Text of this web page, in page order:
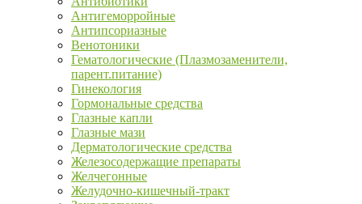
Антигеморройные
Антипсориазные
Венотоники
Гематологические (Плазмозаменители,
парент.питание)
Гинекология
Гормональные средства
Глазные капли
Глазные мази
Дерматологические средства
Железосодержащие препараты
Желчегонные
Желудочно-кишечный-тракт